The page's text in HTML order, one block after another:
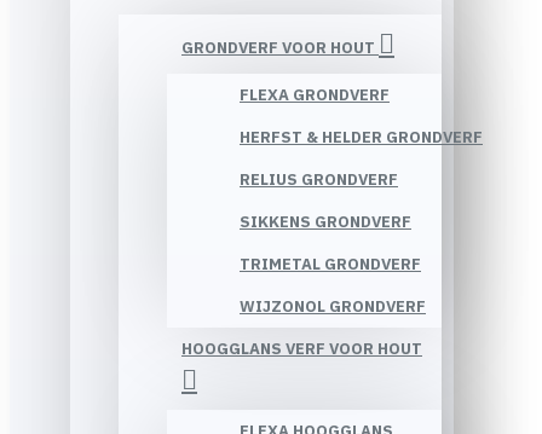
GRONDVERF VOOR HOUT
FLEXA GRONDVERF
HERFST & HELDER GRONDVERF
RELIUS GRONDVERF
SIKKENS GRONDVERF
TRIMETAL GRONDVERF
WIJZONOL GRONDVERF
HOOGGLANS VERF VOOR HOUT